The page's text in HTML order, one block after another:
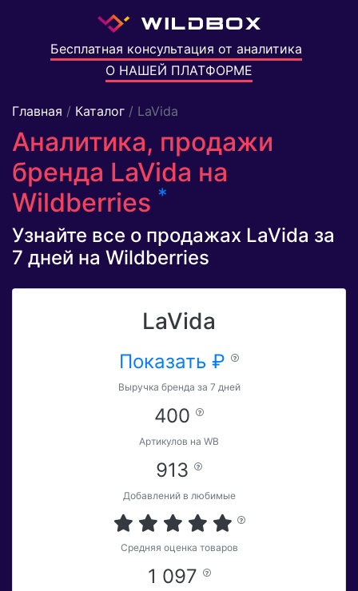
Бесплатная консультация от аналитика
О НАШЕЙ ПЛАТФОРМЕ
Главная / Каталог / LaVida
Аналитика, продажи
бренда LaVida на
Wildberries *
Узнайте все о продажах LaVida за
7 дней на Wildberries
LaVida
Показать ₽
Выручка бренда за 7 дней
400
Артикулов на WB
913
Добавлений в любимые
Средняя оценка товаров
1 097